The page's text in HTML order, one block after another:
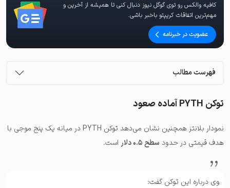
کافیه والکس رو توی گوگل نیوز دنبال کنی تا همیشه از آخرین و
مهم‌ترین اتفاقات کریپتو باخبر باشی.
عضویت در خبرنامه
فهرست مطالب
توکن PYTH آماده صعود
نمودار بلانتز همچنین نشان می‌دهد توکن PYTH در میانه یک پنج موجی با
هدف قیمتی در حدود سطح ۰.۵ دلار است.
وی درباره این توکن گفت: